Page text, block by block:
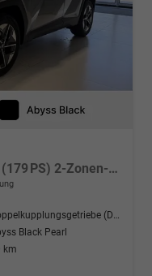
GO 1.6 T-GDI 4WD DCT 132 kW (179 PS) 2-Zonen-Klimaautomatik, Sitzheizung, Lenkradheizung, Navigationssystem, DAB, Android Auto, Apple CarPlay, Rückfahrkamera, Einparkhilfe vorne und hinten, 18 Zoll Leichtmetallfelgen, uvm.
Doppelkupplungsgetriebe (DSG)
Black Pearl
km